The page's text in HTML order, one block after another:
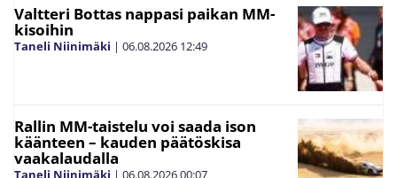
Valtteri Bottas nappasi paikan MM-
kisoihin
Taneli Niinimäki | 06.08.2026 12:49
Rallin MM-taistelu voi saada ison
käänteen – kauden päätöskisa
vaakalaudalla
Taneli Niinimäki | 06.08.202600:07